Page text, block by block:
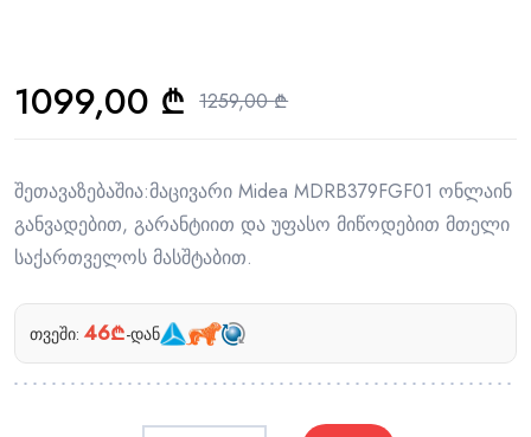
1259,00₾
1099,00 ₾
შეთავაზებაშია:მაცივარი Midea MDRB379FGF01 ონლაინ
განვადებით, გარანტიით და უფასო მიწოდებით მთელი
საქართველოს მასშტაბით.
თვეში: 46₾-დან